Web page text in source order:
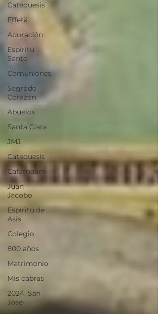
Catequesis
Effetá
Adoración
Espíritu
Santo
Comuniones
Sagrado
Corazón
Abuelos
Santa Clara
JMJ
Catequesis
Cafarnaúm
Juan
Jacobo
Espíritu de
Asís
Colegio
800 años
Matrimonio
Mis cabras
2024, San
José